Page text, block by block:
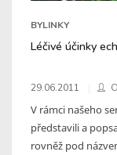
BYLINKY
Léčivé účinky
29.06.2011
V rámci našeho
představili a
rovněž pod